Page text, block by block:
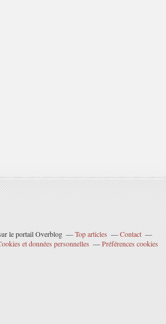
le portail Overblog Top articles
Contact
et données personnelles Préférences cookies